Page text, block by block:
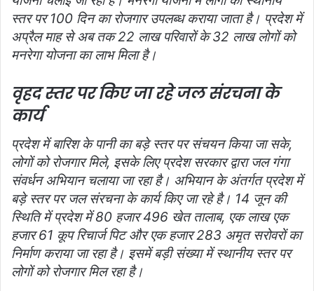
स्तर पर 100 दिन का रोजगार उपलब्ध कराया जाता है। प्रदेश में
अप्रैल माह से अब तक 22 लाख परिवारों के 32 लाख लोगों को
मनरेगा योजना का लाभ मिला है।
वृहद स्तर पर किए जा रहे जल संरचना के
कार्य
प्रदेश में बारिश के पानी का बड़े स्तर पर संचयन किया जा सके,
लोगों को रोजगार मिले, इसके लिए प्रदेश सरकार द्वारा जल गंगा
संवर्धन अभियान चलाया जा रहा है। अभियान के अंतर्गत प्रदेश में
बड़े स्तर पर जल संरचना के कार्य किए जा रहे है। 14 जून की
स्थिति में प्रदेश में 80 हजार 496 खेत तालाब, एक लाख एक
हजार 61 कूप रिचार्ज पिट और एक हजार 283 अमृत सरोवरों का
निर्माण कराया जा रहा है। इसमें बड़ी संख्या में स्थानीय स्तर पर
लोगों को रोजगार मिल रहा है।